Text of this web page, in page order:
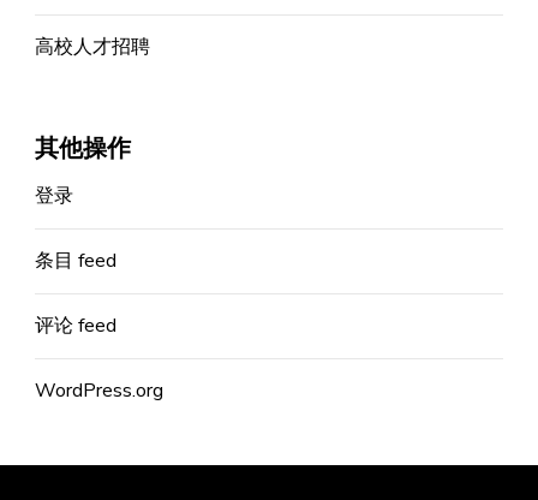
高校人才招聘
其他操作
登录
条目 feed
评论 feed
WordPress.org